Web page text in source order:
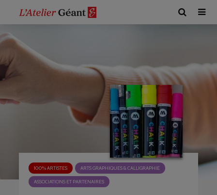
100% ARTISTES ARTS GRAPHIQUES & CALLIGRAPHIE
ASSOCIATIONS ET PARTENAIRES